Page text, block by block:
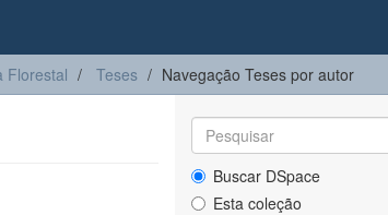
Florestal Teses Navegação Teses por autor
Buscar DSpace
Esta coleção